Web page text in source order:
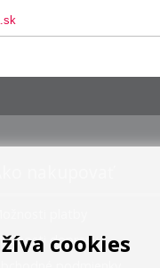
dopravy
cookies